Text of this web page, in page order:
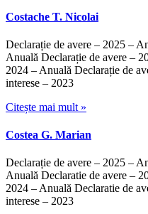
Costache T. Nicolai
Declarație de avere – 2025 –
Anuală Declarație de avere –
2024 – Anuală Declarație de
interese – 2023
Citește mai mult »
Costea G. Marian
Declarație de avere – 2025 –
Anuală Declaratie de avere –
2024 – Anuală Declaratie de
interese – 2023